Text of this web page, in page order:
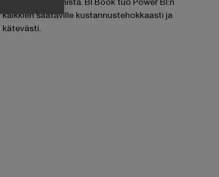
kaikkien saataville kustannustehokkaasti ja
kätevästi.